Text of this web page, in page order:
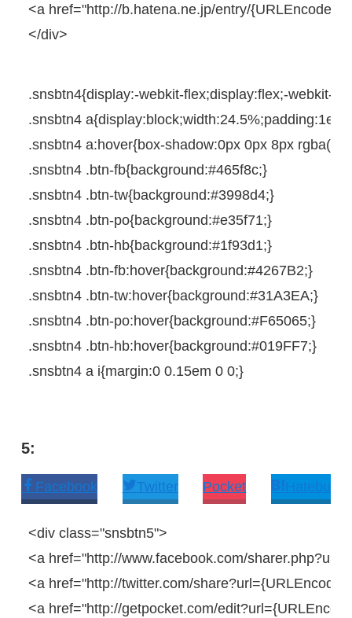
<a href="http://b.hatena.ne.jp/entry/
</div>
.snsbtn4{display:-webkit-flex;display:flex;-webkit-
.snsbtn4 a{display:block;width:24.5%;padding:1em
.snsbtn4 a:hover{box-shadow:0px 0px 8px rgba(0
.snsbtn4 .btn-fb{background:#465f8c;}
.snsbtn4 .btn-tw{background:#3998d4;}
.snsbtn4 .btn-po{background:#e35f71;}
.snsbtn4 .btn-hb{background:#1f93d1;}
.snsbtn4 .btn-fb:hover{background:#4267B2;}
.snsbtn4 .btn-tw:hover{background:#31A3EA;}
.snsbtn4 .btn-po:hover{background:#F65065;}
.snsbtn4 .btn-hb:hover{background:#019FF7;}
.snsbtn4 a i{margin:0 0.15em 0 0;}
5:
Facebook Twitter Pocket Hatebu
<div class="snsbtn5">
<a href="http://www.facebook.com/
<a href="http://twitter.com/
<a href="http://getpocket.com/